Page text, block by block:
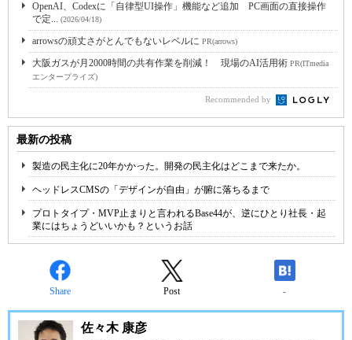
OpenAI、Codexに「自律型UI操作」機能など追加 PC画面の直接操作
で定... (2026/04/18)
arrowsの頑丈さがとんでもないレベルに PR(arrows)
大阪ガスが月2000時間の共有作業を削減！ 現場のAI活用術 PR(ITmedia
エンタープライズ)
Recommended by
最新の投稿
製造の民主化に20年かかった。開発の民主化はどこまで来たか。
ヘッドレスCMSの「デザインが自由」が腑に落ちるまで
プロトタイプ・MVP止まりと言われるBase44が、逆にひとり社長・起
業にはちょうどいいかも？というお話
Share Post -
佐々木 康彦